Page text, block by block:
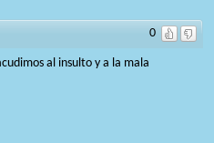
0
al insulto y a la mala